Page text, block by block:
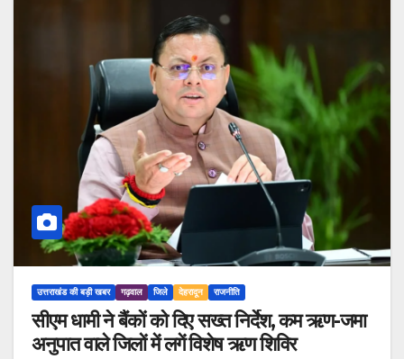
उत्तराखंड की बड़ी खबर गढ़वाल जिले देहरादून राजनीति
सीएम धामी ने बैंकों को दिए सख्त निर्देश, कम ऋण-जमा
अनुपात वाले जिलों में लगें विशेष ऋण शिविर